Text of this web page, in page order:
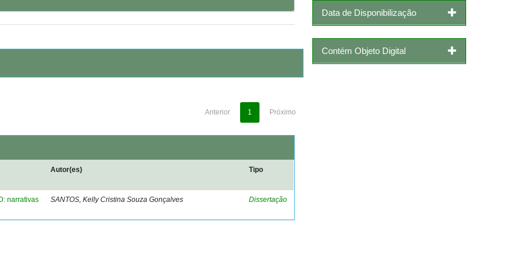
Anterior 1 Próximo
Autor(es) Tipo
narrativas SANTOS, Kelly Cristina Souza Gonçalves Dissertação
Data de Disponibilização
Contém Objeto Digital